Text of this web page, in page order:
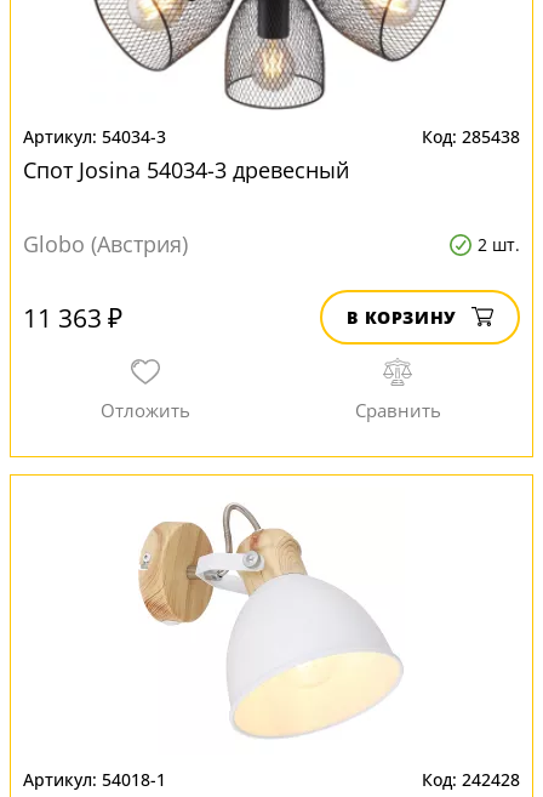
54034-3 285438
Спот Josina 54034-3 древесный
Globo (Австрия) 2 шт.
11 363 ₽ В КОРЗИНУ
54018-1 242428